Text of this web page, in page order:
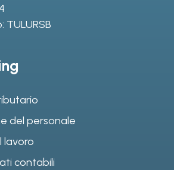
TULURSB
del personale
lavoro
contabili